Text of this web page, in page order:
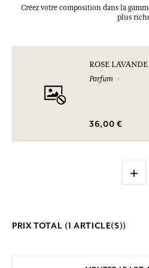
Créez votre composition dans la
plus
ROSE LAVANDE
Parfum
36,00 €
+
PRIX TOTAL (1 ARTICLE(S))